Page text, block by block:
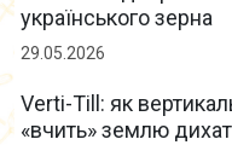
українського зерна
29.05.2026
Verti-Till: як
«вчить» землю